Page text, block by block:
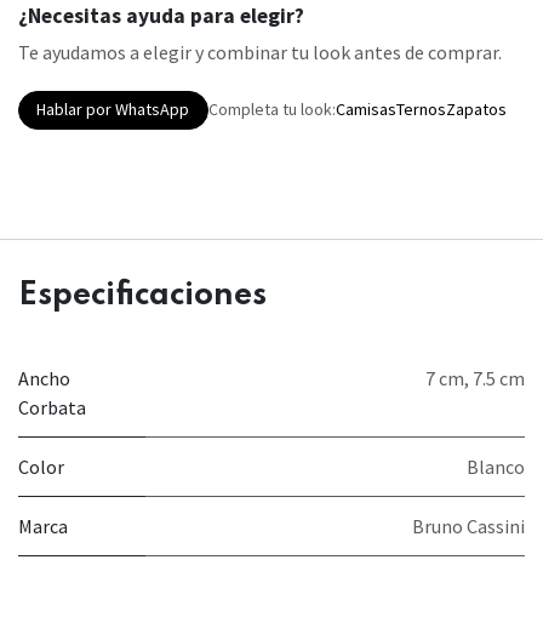
¿Necesitas ayuda para elegir?
Te ayudamos a elegir y combinar tu look antes de comprar.
Hablar por WhatsApp Completa tu look:CamisasTernosZapatos
Especificaciones
Ancho
Corbata
7 cm, 7.5 cm
Color Blanco
Marca Bruno Cassini